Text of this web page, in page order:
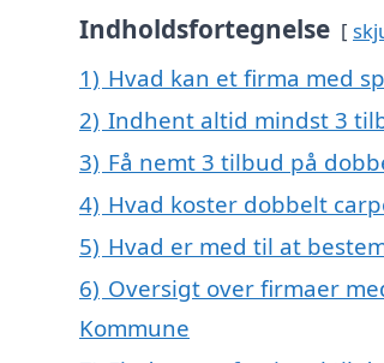
Indholdsfortegnelse
1) Hvad kan et firma med
2) Indhent altid mindst 3
3) Få nemt 3 tilbud på
4) Hvad koster dobbelt
5) Hvad er med til at
6) Oversigt over firmaer
Kommune